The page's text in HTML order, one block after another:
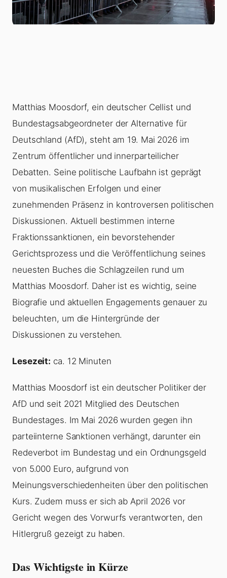
Matthias Moosdorf, ein deutscher Cellist und
Bundestagsabgeordneter der Alternative für
Deutschland (AfD), steht am 19. Mai 2026 im
Zentrum öffentlicher und innerparteilicher
Debatten. Seine politische Laufbahn ist geprägt
von musikalischen Erfolgen und einer
zunehmenden Präsenz in kontroversen politischen
Diskussionen. Aktuell bestimmen interne
Fraktionssanktionen, ein bevorstehender
Gerichtsprozess und die Veröffentlichung seines
neuesten Buches die Schlagzeilen rund um
Matthias Moosdorf. Daher ist es wichtig, seine
Biografie und aktuellen Engagements genauer zu
beleuchten, um die Hintergründe der
Diskussionen zu verstehen.
Lesezeit: ca. 12 Minuten
Matthias Moosdorf ist ein deutscher Politiker der
AfD und seit 2021 Mitglied des Deutschen
Bundestages. Im Mai 2026 wurden gegen ihn
parteiinterne Sanktionen verhängt, darunter ein
Redeverbot im Bundestag und ein Ordnungsgeld
von 5.000 Euro, aufgrund von
Meinungsverschiedenheiten über den politischen
Kurs. Zudem muss er sich ab April 2026 vor
Gericht wegen des Vorwurfs verantworten, den
Hitlergruß gezeigt zu haben.
Das Wichtigste in Kürze